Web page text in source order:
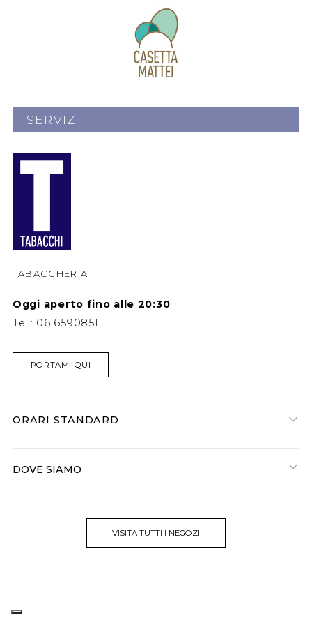
SERVIZI
TABACCHERIA
Oggi aperto fino alle 20:30
Tel.: 06 6590851
PORTAMI QUI
ORARI STANDARD
DOVE SIAMO
VISITA TUTTI I NEGOZI